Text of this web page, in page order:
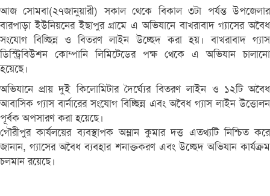
আজ সোমবা(২৭জানুয়ারী) সকাল থেকে বিকাল ৩টা পর্যন্ত উপজেলার
বারপাড়া ইউনিয়নের ইছাপুর গ্রামে এ অভিযানে বাখরাবাদ গ্যাসের অবৈধ
সংযোগ বিচ্ছিন্ন ও বিতরণ লাইন উচ্ছেদ করা হয়। বাখরাবাদ গ্যাস
ডিস্ট্রিবিউশন কোম্পানি লিমিটেডের পক্ষ থেকে এ অভিযান চালানো
হয়েছে।
অভিযানে প্রায় দুই কিলোমিটার দৈর্ঘ্যের বিতরণ লাইন ও ১২টি অবৈধ
আবাসিক গ্যাস বার্নারের সংযোগ বিচ্ছিন্ন এবং অবৈধ গ্যাস লাইন উত্তোলন
পূর্বক অপসারণ করা হয়েছে।
গৌরীপুর কার্যলয়ের ব্যবস্থাপক অম্লান কুমার দত্ত এতথ্যটি নিশ্চিত করে
জানান, গ্যাসের অবৈধ ব্যবহার শনাক্তকরণ এবং উচ্ছেদ অভিযান কার্যক্রম
চলমান রয়েছে।